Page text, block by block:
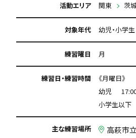
活動エリア 関東 茨
対象年代 幼児・小学生
練習曜日 月
練習日・練習時間
《月曜日》
幼児 17:00
小学生以下
主な練習場所 高萩市